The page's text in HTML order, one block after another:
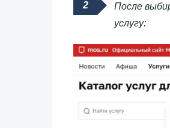
После
услугу: